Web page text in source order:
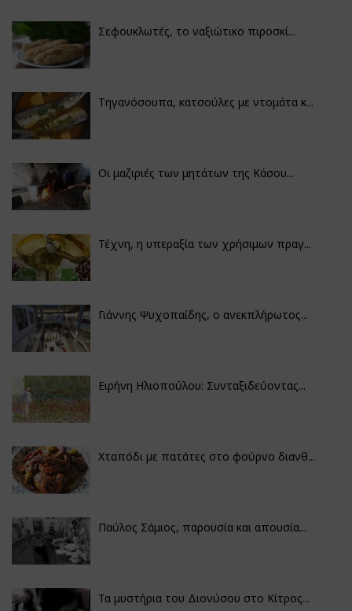
Σεφουκλωτές, το ναξιώτικο πιροσκί...
Τηγανόσουπα, κατσούλες με ντομάτα κ...
Οι μαζιριές των μητάτων της Κάσου...
Τέχνη, η υπεραξία των χρήσιμων πραγ...
Γιάννης Ψυχοπαίδης, ο ανεκπλήρωτος...
Ειρήνη Ηλιοπούλου: Συνταξιδεύοντας...
Χταπόδι με πατάτες στο φούρνο διανθ...
Παύλος Σάμιος, παρουσία και απουσία...
Τα μυστήρια του Διονύσου στο Κίτρος...